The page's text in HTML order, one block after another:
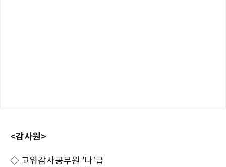
<감사원>
◇ 고위감사공무원 '나'급